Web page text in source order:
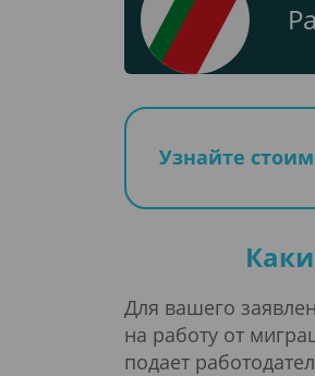
Узнайте
Для вашего
на работу от
подает